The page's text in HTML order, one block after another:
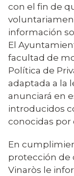
con el fin de
información
El
facultad de
Política de
adaptada a la
anunciará en
introducidos
conocidas por
En
protección de
Vinaròs le